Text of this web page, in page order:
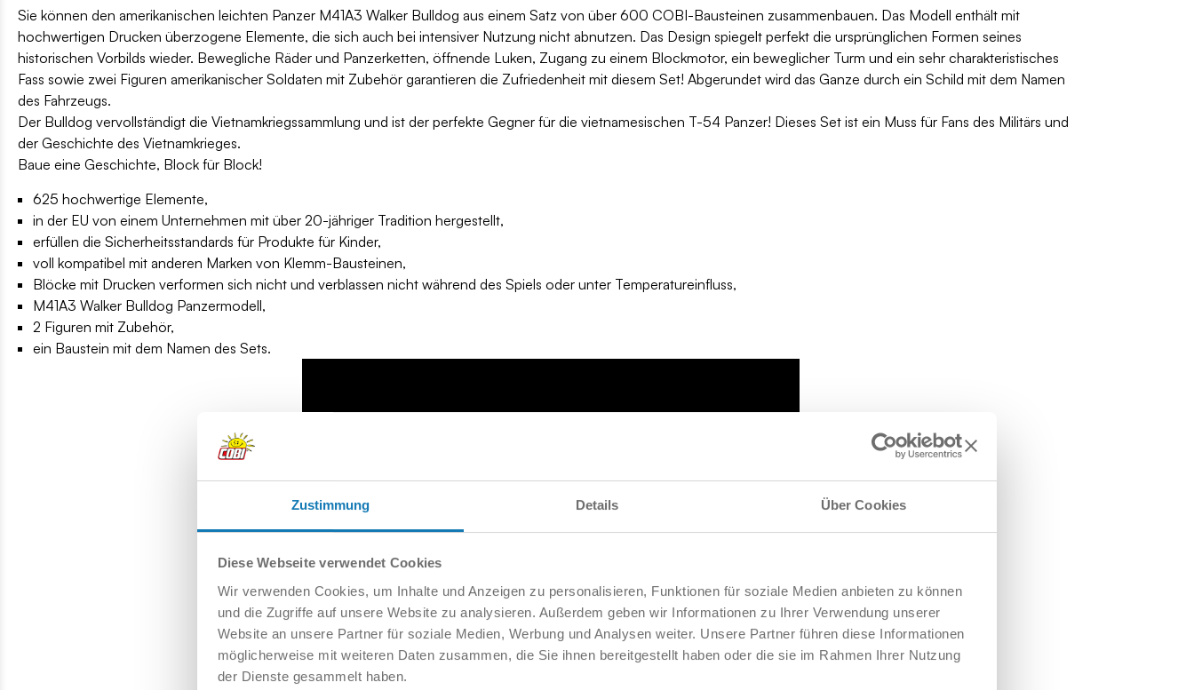
Zustimmung Details Über Cookies
Diese Webseite verwendet Cookies
Wir verwenden Cookies, um Inhalte und Anzeigen zu personalisieren, Funktionen für soziale Medien anbieten zu können
und die Zugriffe auf unsere Website zu analysieren. Außerdem geben wir Informationen zu Ihrer Verwendung unserer
Website an unsere Partner für soziale Medien, Werbung und Analysen weiter. Unsere Partner führen diese Informationen
möglicherweise mit weiteren Daten zusammen, die Sie ihnen bereitgestellt haben oder die sie im Rahmen Ihrer Nutzung
der Dienste gesammelt haben.
Sie können den amerikanischen leichten Panzer M41A3 Walker Bulldog aus einem Satz von über 600 COBI-Bausteinen zusammenbauen. Das Modell enthält mit
hochwertigen Drucken überzogene Elemente, die sich auch bei intensiver Nutzung nicht abnutzen. Das Design spiegelt perfekt die ursprünglichen Formen seines
historischen Vorbilds wieder. Bewegliche Räder und Panzerketten, öffnende Luken, Zugang zu einem Blockmotor, ein beweglicher Turm und ein sehr charakteristisches
Fass sowie zwei Figuren amerikanischer Soldaten mit Zubehör garantieren die Zufriedenheit mit diesem Set! Abgerundet wird das Ganze durch ein Schild mit dem Namen
des Fahrzeugs.
Der Bulldog vervollständigt die Vietnamkriegssammlung und ist der perfekte Gegner für die vietnamesischen T-54 Panzer! Dieses Set ist ein Muss für Fans des Militärs und
der Geschichte des Vietnamkrieges.
Baue eine Geschichte, Block für Block!
625 hochwertige Elemente,
in der EU von einem Unternehmen mit über 20-jähriger Tradition hergestellt,
erfüllen die Sicherheitsstandards für Produkte für Kinder,
voll kompatibel mit anderen Marken von Klemm-Bausteinen,
Blöcke mit Drucken verformen sich nicht und verblassen nicht während des Spiels oder unter Temperatureinfluss,
M41A3 Walker Bulldog Panzermodell,
2 Figuren mit Zubehör,
ein Baustein mit dem Namen des Sets.